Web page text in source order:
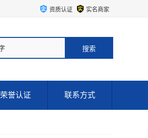
资质认证 实名商家
荣誉认证 联系方式